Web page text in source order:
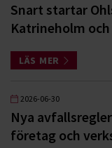
Snart startar
Katrineholm
LÄS MER
2026-06-30
Nya
företag och